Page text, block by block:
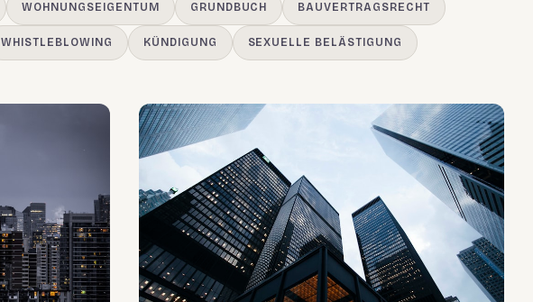
WOHNUNGSEIGENTUM GRUNDBUCH BAUVERTRAGSRECHT
WHISTLEBLOWING KÜNDIGUNG SEXUELLE BELÄSTIGUNG